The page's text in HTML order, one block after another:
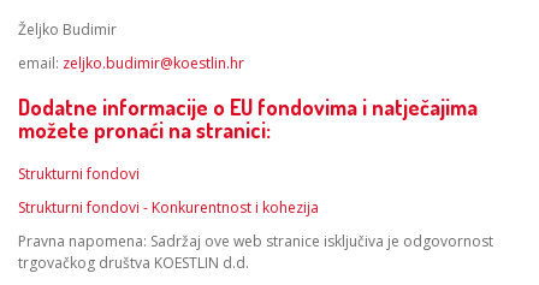
Željko Budimir
email: zeljko.budimir@koestlin.hr
Dodatne informacije o EU fondovima i natječajima
možete pronaći na stranici:
Strukturni fondovi
Strukturni fondovi - Konkurentnost i kohezija
Pravna napomena: Sadržaj ove web stranice isključiva je odgovornost
trgovačkog društva KOESTLIN d.d.